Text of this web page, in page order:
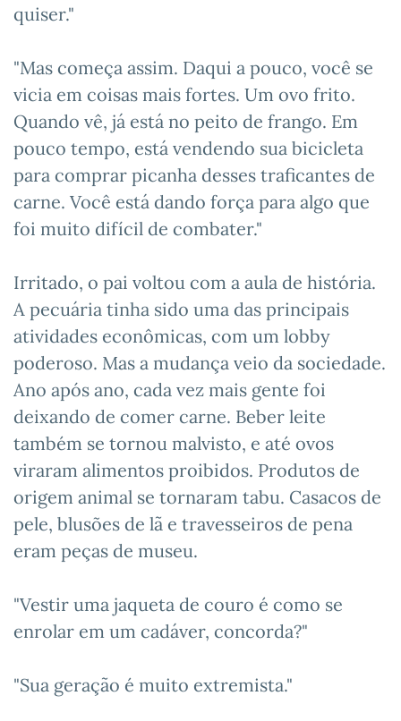
quiser."
"Mas começa assim. Daqui a pouco, você se
vicia em coisas mais fortes. Um ovo frito.
Quando vê, já está no peito de frango. Em
pouco tempo, está vendendo sua bicicleta
para comprar picanha desses traficantes de
carne. Você está dando força para algo que
foi muito difícil de combater."
Irritado, o pai voltou com a aula de história.
A pecuária tinha sido uma das principais
atividades econômicas, com um lobby
poderoso. Mas a mudança veio da sociedade.
Ano após ano, cada vez mais gente foi
deixando de comer carne. Beber leite
também se tornou malvisto, e até ovos
viraram alimentos proibidos. Produtos de
origem animal se tornaram tabu. Casacos de
pele, blusões de lã e travesseiros de pena
eram peças de museu.
"Vestir uma jaqueta de couro é como se
enrolar em um cadáver, concorda?"
"Sua geração é muito extremista."